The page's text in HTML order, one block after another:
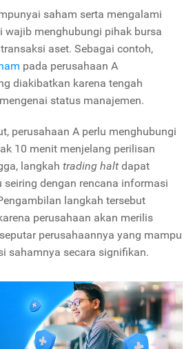
saham serta mengalami
wajib menghubungi pihak bursa
aset. Sebagai contoh,
pada perusahaan A
diakibatkan karena tengah
status manajemen.
perusahaan A perlu menghubungi
10 menit menjelang perilisan
langkah trading halt dapat
dengan rencana informasi
langkah tersebut
perusahaan akan merilis
perusahaannya yang mampu
sahamnya secara signifikan.